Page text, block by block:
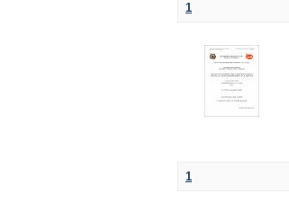
1
1